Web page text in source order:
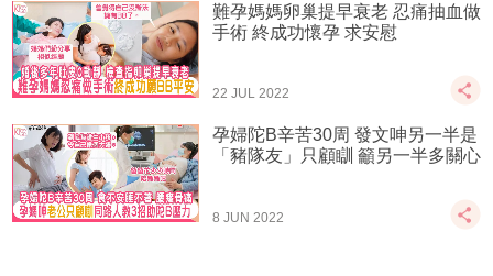
難孕媽媽卵巢提早衰老 忍痛抽血做
手術 終成功懷孕 求安慰
22 JUL 2022
孕婦陀B辛苦30周 發文呻另一半是
「豬隊友」只顧瞓 籲另一半多關心
8 JUN 2022